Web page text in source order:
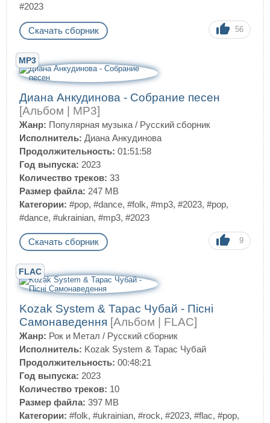
#2023
Скачать сборник 56
MP3
Диана Анкудинова - Собрание песен
[Альбом | MP3]
Жанр: Популярная музыка / Русский сборник
Исполнитель: Диана Анкудинова
Продолжительность: 01:51:58
Год выпуска: 2023
Количество треков: 33
Размер файла: 247 MB
Категории: #pop, #dance, #folk, #mp3, #2023, #pop,
#dance, #ukrainian, #mp3, #2023
Скачать сборник 9
FLAC
Kozak System & Тарас Чубай - Пісні
Самонаведення [Альбом | FLAC]
Жанр: Рок и Метал / Русский сборник
Исполнитель: Kozak System & Тарас Чубай
Продолжительность: 00:48:21
Год выпуска: 2023
Количество треков: 10
Размер файла: 397 MB
Категории: #folk, #ukrainian, #rock, #2023, #flac, #pop,